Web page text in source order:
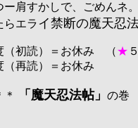
ー肩すかしで、ごめんネ
らエラ イ禁断の魔天忍
初読）＝ お休み （★
再読）＝ お休み
＊ 「魔天忍法帖」 の